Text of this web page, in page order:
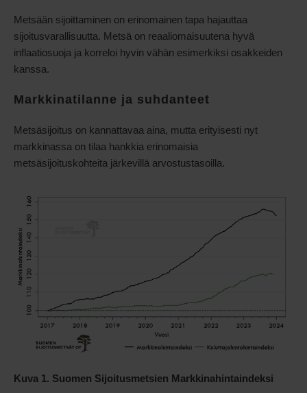
Metsään sijoittaminen on erinomainen tapa hajauttaa
sijoitusvarallisuutta. Metsä on reaaliomaisuutena hyvä
inflaatiosuoja ja korreloi hyvin vähän esimerkiksi osakkeiden
kanssa.
Markkinatilanne ja suhdanteet
Metsäsijoitus on kannattavaa aina, mutta erityisesti nyt
markkinassa on tilaa hankkia erinomaisia
metsäsijoituskohteita järkevillä arvostustasoilla.
Kuva 1. Suomen Sijoitusmetsien Markkinahintaindeksi